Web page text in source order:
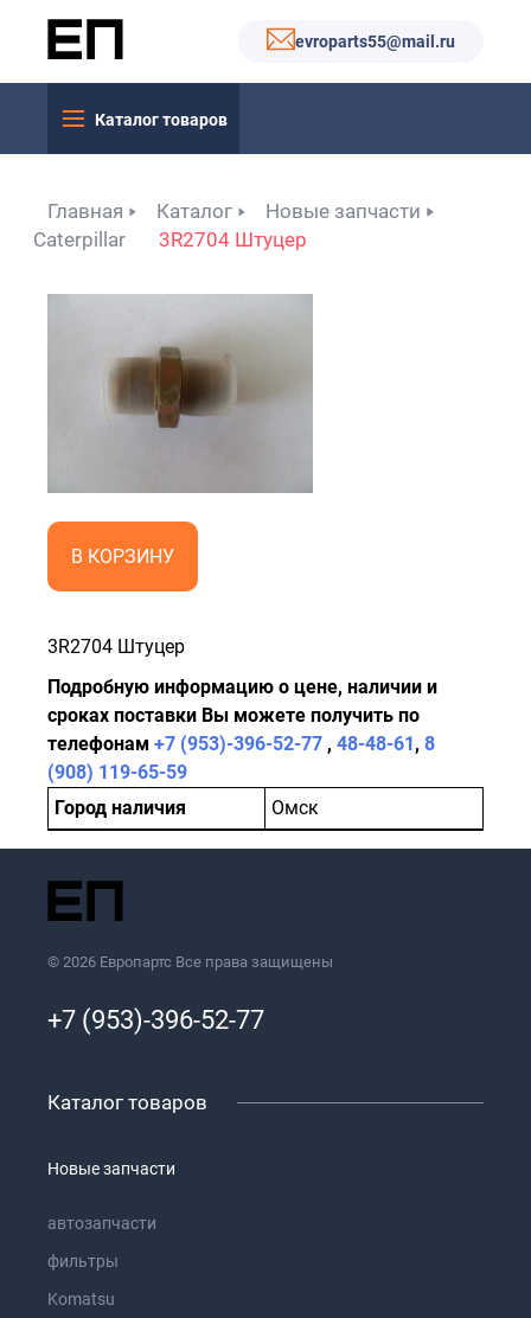
evroparts55@mail.ru
Каталог товаров
Главная Каталог
Новые запчасти
Caterpillar
3R2704 Штуцер
В КОРЗИНУ
3R2704 Штуцер
Подробную информацию о цене, наличии и
сроках поставки Вы можете получить по
телефонам +7 (953)-396-52-77 , 48-48-61, 8
(908) 119-65-59
Город наличия
Омск
© 2026 Европартс Все права защищены
+7 (953)-396-52-77
Каталог товаров
Новые запчасти
автозапчасти
фильтры
Komatsu